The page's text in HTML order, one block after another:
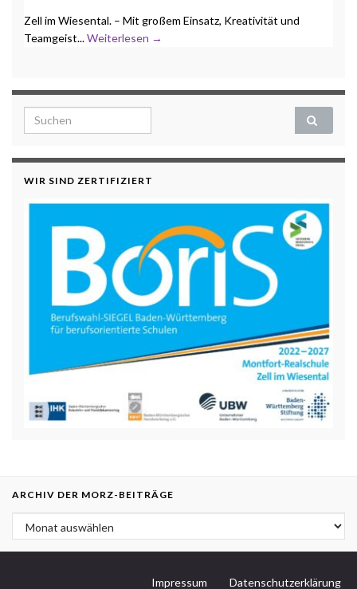
Zell im Wiesental. – Mit großem Einsatz, Kreativität und
Teamgeist...Weiterlesen →
Search for:
WIR SIND ZERTIFIZIERT
ARCHIV DER MORZ-BEITRÄGE
Archiv der MORZ-Beiträge
Impressum Datenschutzerklärung